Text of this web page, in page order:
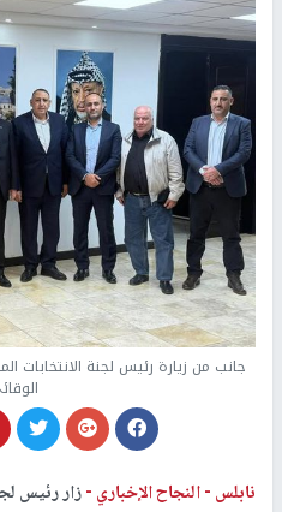
جانب من زيارة رئيس لجنة الانتخابات
نابلس -النجاح الإخباري -زار رئيس